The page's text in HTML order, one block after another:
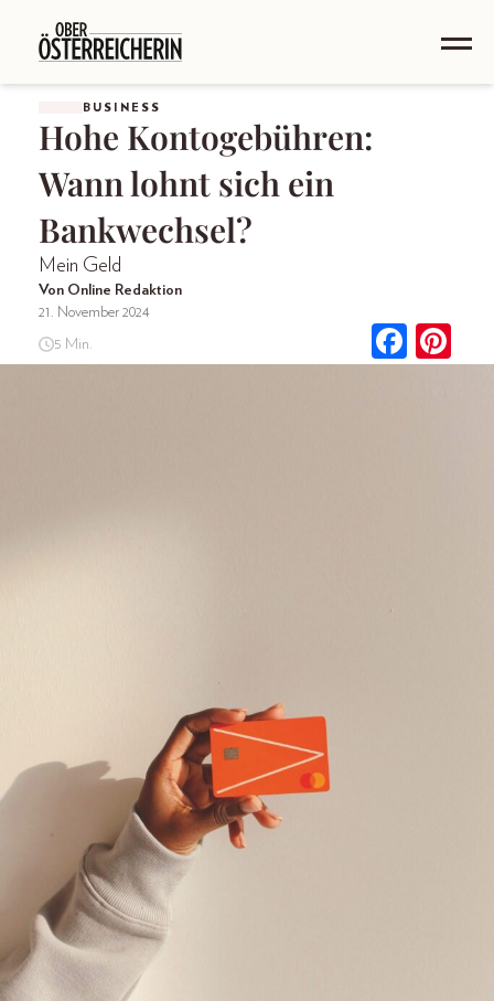
BUSINESS
Hohe Kontogebühren:
Wann lohnt sich ein
Bankwechsel?
Mein Geld
Von Online Redaktion
21. November 2024
5 Min.